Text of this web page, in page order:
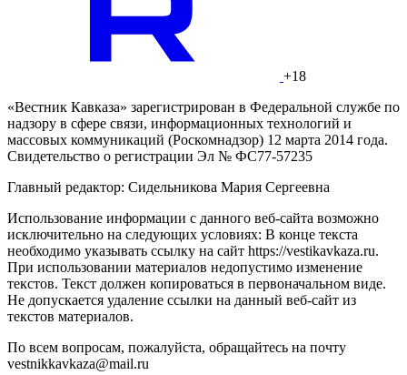
+18
«Вестник Кавказа» зарегистрирован в Федеральной службе по
надзору в сфере связи, информационных технологий и
массовых коммуникаций (Роскомнадзор) 12 марта 2014 года.
Свидетельство о регистрации Эл № ФС77-57235
Главный редактор: Сидельникова Мария Сергеевна
Использование информации с данного веб-сайта возможно
исключительно на следующих условиях: В конце текста
необходимо указывать ссылку на сайт https://vestikavkaza.ru.
При использовании материалов недопустимо изменение
текстов. Текст должен копироваться в первоначальном виде.
Не допускается удаление ссылки на данный веб-сайт из
текстов материалов.
По всем вопросам, пожалуйста, обращайтесь на почту
vestnikkavkaza@mail.ru